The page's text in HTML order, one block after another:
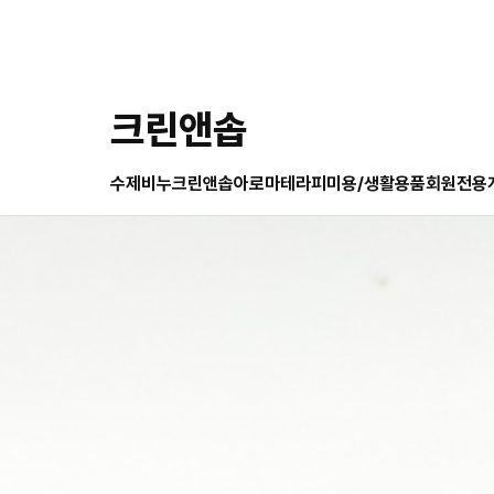
크린앤솝
수제비누크린앤솝아로마테라피 미용/생활용품회원전용